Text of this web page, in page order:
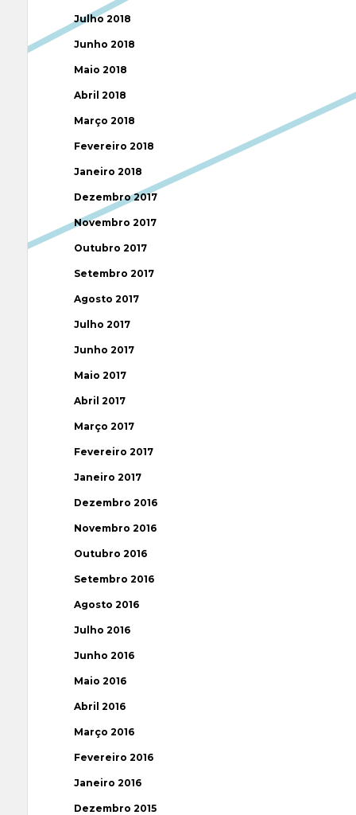
Julho 2018
Junho 2018
Maio 2018
Abril 2018
Março 2018
Fevereiro 2018
Janeiro 2018
Dezembro 2017
Novembro 2017
Outubro 2017
Setembro 2017
Agosto 2017
Julho 2017
Junho 2017
Maio 2017
Abril 2017
Março 2017
Fevereiro 2017
Janeiro 2017
Dezembro 2016
Novembro 2016
Outubro 2016
Setembro 2016
Agosto 2016
Julho 2016
Junho 2016
Maio 2016
Abril 2016
Março 2016
Fevereiro 2016
Janeiro 2016
Dezembro 2015